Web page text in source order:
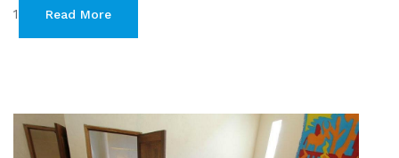
1 Read More